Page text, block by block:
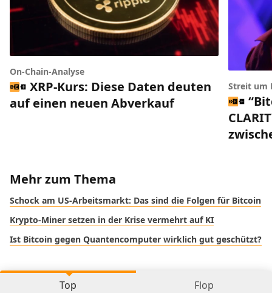
On-Chain-Analyse
XRP-Kurs: Diese Daten deuten
auf einen neuen Abverkauf
Streit um
Mehr zum Thema
Schock am US-Arbeitsmarkt: Das sind die Folgen für Bitcoin
Krypto-Miner setzen in der Krise vermehrt auf KI
Ist Bitcoin gegen Quantencomputer wirklich gut geschützt?
Top Flop